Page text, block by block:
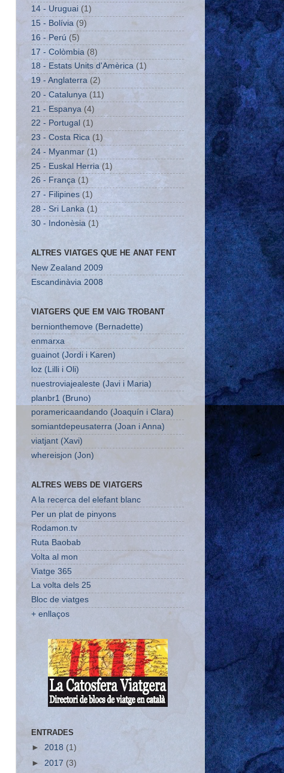
14 - Uruguai (1)
15 - Bolívia (9)
16 - Perú (5)
17 - Colòmbia (8)
18 - Estats Units d'Amèrica (1)
19 - Anglaterra (2)
20 - Catalunya (11)
21 - Espanya (4)
22 - Portugal (1)
23 - Costa Rica (1)
24 - Myanmar (1)
25 - Euskal Herria (1)
26 - França (1)
27 - Filipines (1)
28 - Sri Lanka (1)
30 - Indonèsia (1)
ALTRES VIATGES QUE HE ANAT FENT
New Zealand 2009
Escandinàvia 2008
VIATGERS QUE EM VAIG TROBANT
bernionthemove (Bernadette)
enmarxa
guainot (Jordi i Karen)
loz (Lilli i Oli)
nuestroviajealeste (Javi i Maria)
planbr1 (Bruno)
poramericaandando (Joaquín i Clara)
somiantdepeusaterra (Joan i Anna)
viatjant (Xavi)
whereisjon (Jon)
ALTRES WEBS DE VIATGERS
A la recerca del elefant blanc
Per un plat de pinyons
Rodamon.tv
Ruta Baobab
Volta al mon
Viatge 365
La volta dels 25
Bloc de viatges
+ enllaços
ENTRADES
► 2018 (1)
► 2017 (3)